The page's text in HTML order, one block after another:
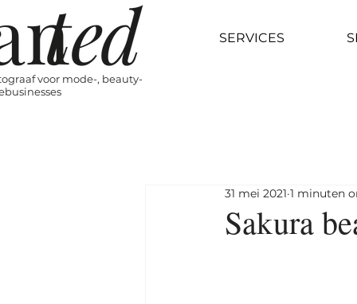
SERVICES
voor mode-, beauty-
Sakura
31 mei 2021 1 minuten